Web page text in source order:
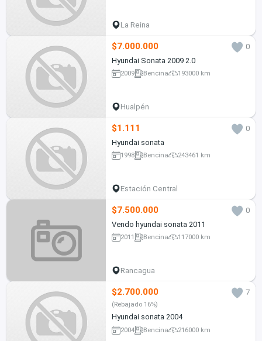
La Reina
$7.000.000
0
Hyundai Sonata 2009 2.0
2009 Bencina 193000 km
Hualpén
$1.111
0
Hyundai sonata
1998 Bencina 243461 km
Estación Central
$7.500.000
0
Vendo hyundai sonata 2011
2011 Bencina 117000 km
Rancagua
$2.700.000 7
(Rebajado 16%)
Hyundai sonata 2004
2004 Bencina 216000 km